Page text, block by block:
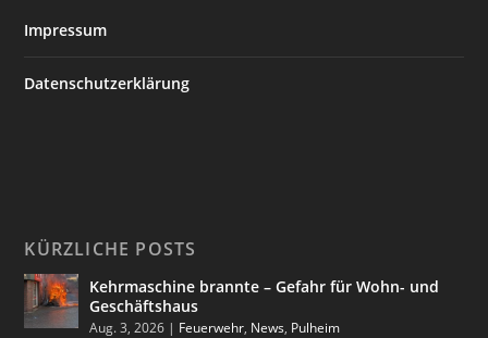
Impressum
Datenschutzerklärung
KÜRZLICHE POSTS
Kehrmaschine brannte – Gefahr für Wohn- und
Geschäftshaus
Aug. 3, 2026 | Feuerwehr, News, Pulheim